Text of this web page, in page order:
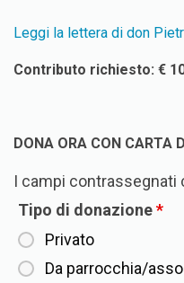
Leggi la lettera di don
Contributo richiesto: €
DONA ORA CON CARTA
I campi contrassegnati
Tipo di donazione*
Privato
Da parrocchia/